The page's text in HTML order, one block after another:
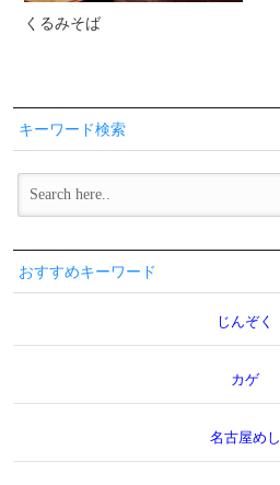
くるみそば
キーワード検索
おすすめキーワード
じんぞく
カゲ
名古屋めし